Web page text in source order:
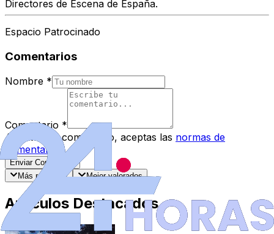
Directores de Escena de España.
Espacio Patrocinado
Comentarios
Nombre *
Comentario *
Al enviar tu comentario, aceptas las normas de
comentarios .
Enviar Comentario
Más recientes
Mejor valorados
Artículos Destacados